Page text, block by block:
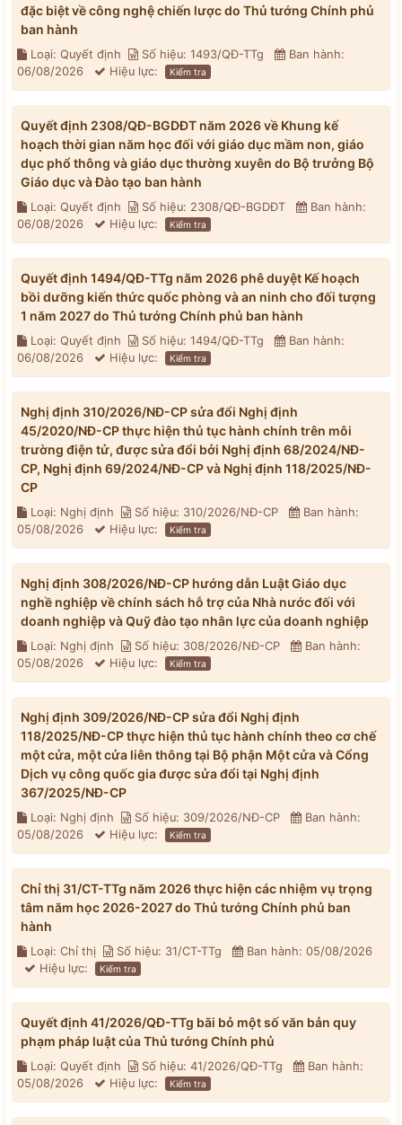
đặc biệt về công nghệ chiến lược do Thủ tướng Chính phủ
ban hành
Loại: Quyết định Số hiệu: 1493/QĐ-TTg
Ban hành:
06/08/2026
Hiệu lực: Kiểm tra
Quyết định 2308/QĐ-BGDĐT năm 2026 về Khung kế
hoạch thời gian năm học đối với giáo dục mầm non, giáo
dục phổ thông và giáo dục thường xuyên do Bộ trưởng Bộ
Giáo dục và Đào tạo ban hành
Loại: Quyết định Số hiệu: 2308/QĐ-BGDĐT
Ban hành:
06/08/2026
Hiệu lực: Kiểm tra
Quyết định 1494/QĐ-TTg năm 2026 phê duyệt Kế hoạch
bồi dưỡng kiến thức quốc phòng và an ninh cho đối tượng
1 năm 2027 do Thủ tướng Chính phủ ban hành
Loại: Quyết định Số hiệu: 1494/QĐ-TTg
Ban hành:
06/08/2026
Hiệu lực: Kiểm tra
Nghị định 310/2026/NĐ-CP sửa đổi Nghị định
45/2020/NĐ-CP thực hiện thủ tục hành chính trên môi
trường điện tử, được sửa đổi bởi Nghị định 68/2024/NĐ-
CP, Nghị định 69/2024/NĐ-CP và Nghị định 118/2025/NĐ-
CP
Loại: Nghị định Số hiệu: 310/2026/NĐ-CP
Ban hành:
05/08/2026
Hiệu lực: Kiểm tra
Nghị định 308/2026/NĐ-CP hướng dẫn Luật Giáo dục
nghề nghiệp về chính sách hỗ trợ của Nhà nước đối với
doanh nghiệp và Quỹ đào tạo nhân lực của doanh nghiệp
Loại: Nghị định Số hiệu: 308/2026/NĐ-CP
Ban hành:
05/08/2026
Hiệu lực: Kiểm tra
Nghị định 309/2026/NĐ-CP sửa đổi Nghị định
118/2025/NĐ-CP thực hiện thủ tục hành chính theo cơ chế
một cửa, một cửa liên thông tại Bộ phận Một cửa và Cổng
Dịch vụ công quốc gia được sửa đổi tại Nghị định
367/2025/NĐ-CP
Loại: Nghị định Số hiệu: 309/2026/NĐ-CP
Ban hành:
05/08/2026
Hiệu lực: Kiểm tra
Chỉ thị 31/CT-TTg năm 2026 thực hiện các nhiệm vụ trọng
tâm năm học 2026-2027 do Thủ tướng Chính phủ ban
hành
Loại: Chỉ thị Số hiệu: 31/CT-TTg
Ban hành: 05/08/2026
Hiệu lực:
Kiểm tra
Quyết định 41/2026/QĐ-TTg bãi bỏ một số văn bản quy
phạm pháp luật của Thủ tướng Chính phủ
Loại: Quyết định Số hiệu: 41/2026/QĐ-TTg
Ban hành:
05/08/2026
Hiệu lực: Kiểm tra